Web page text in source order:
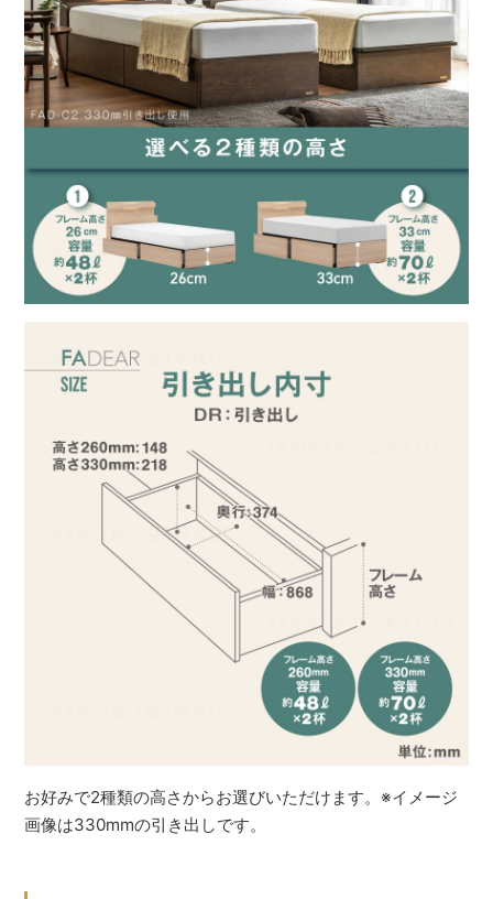
お好みで2種類の高さからお選びいただけます。※イメージ
画像は330mmの引き出しです。